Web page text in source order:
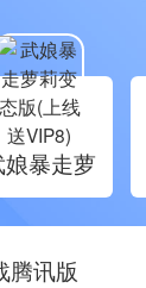
娘暴走萝
态版(上
送VIP8)
腾讯版